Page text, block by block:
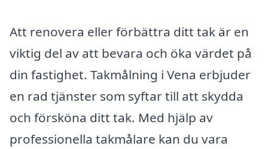
Att renovera eller förbättra ditt tak är en
viktig del av att bevara och öka värdet på
din fastighet. Takmålning i Vena erbjuder
en rad tjänster som syftar till att skydda
och försköna ditt tak. Med hjälp av
professionella takmålare kan du vara